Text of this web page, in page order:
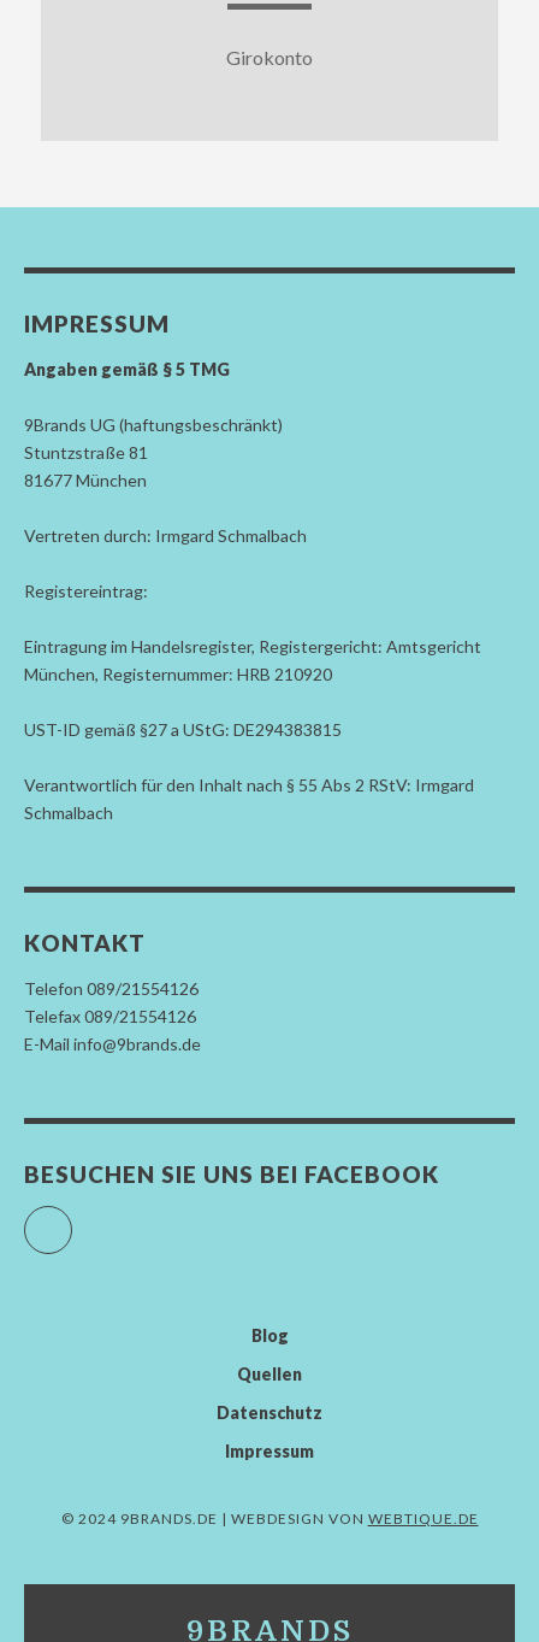
Girokonto
IMPRESSUM
Angaben gemäß § 5 TMG
9Brands UG (haftungsbeschränkt)
Stuntzstraße 81
81677 München
Vertreten durch: Irmgard Schmalbach
Registereintrag:
Eintragung im Handelsregister, Registergericht: Amtsgericht
München, Registernummer: HRB 210920
UST-ID gemäß §27 a UStG: DE294383815
Verantwortlich für den Inhalt nach § 55 Abs 2 RStV: Irmgard
Schmalbach
KONTAKT
Telefon 089/21554126
Telefax 089/21554126
E-Mail info@9brands.de
BESUCHEN SIE UNS BEI FACEBOOK
Facebook
Blog
Quellen
Datenschutz
Impressum
© 2024 9BRANDS.DE | WEBDESIGN VON WEBTIQUE.DE
9BRANDS